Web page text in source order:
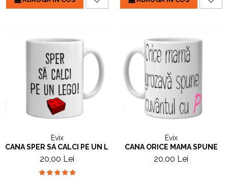
Evix
CANA SPER SA CALCI PE UN LEGO
20,00 Lei
Evix
CANA ORICE MAMA SPUNE
20,00 Lei